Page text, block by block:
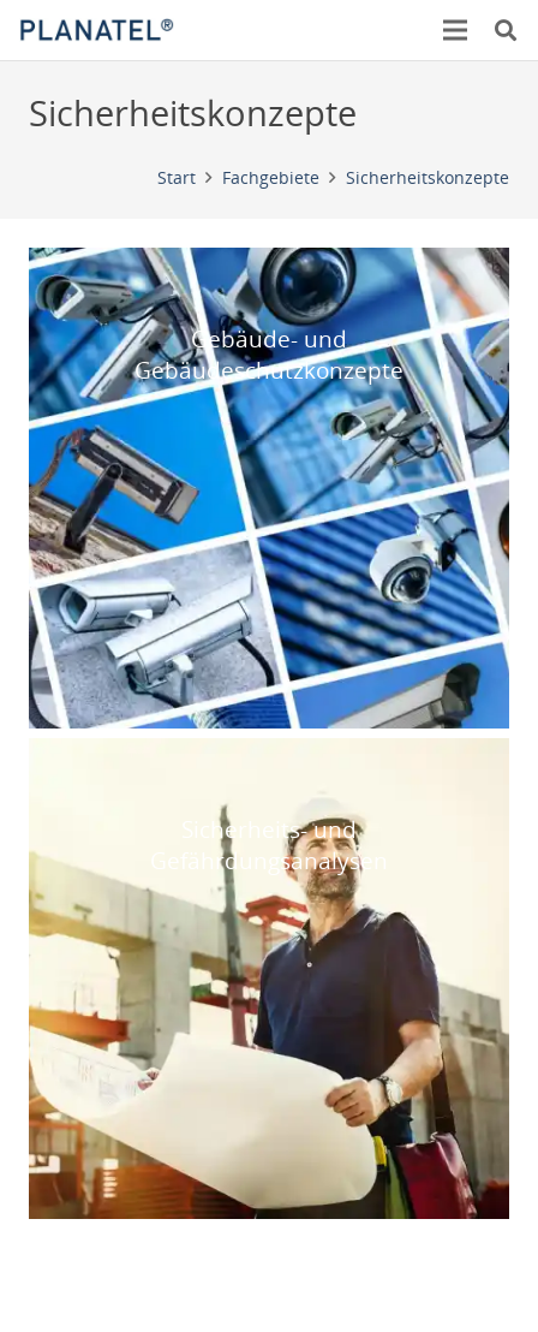
Sicherheitskonzepte
Start Fachgebiete Sicherheitskonzepte
Gebäude- und
Gebäudeschutzkonzepte
Sicherheits- und
Gefährdungsanalysen